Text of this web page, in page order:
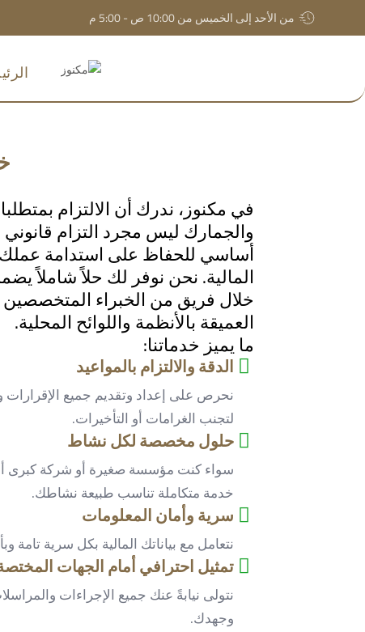
من الأحد إلى الخميس من 10:00 ص - 5:00 م
في مكنوز، ندرك أن الالتزام
والجمارك ليس مجرد التزام
أساسي للحفاظ على استدامة
المالية. نحن نوفر لك حلاً شاملاً
خلال فريق من الخبراء المتخصصين
العميقة بالأنظمة واللوائح المحلية.
ما يميز خدماتنا:
الدقة والالتزام بالمواعيد
نحرص على إعداد وتقديم جميع الإقرارات
لتجنب الغرامات أو التأخيرات.
حلول مخصصة لكل نشاط
سواء كنت مؤسسة صغيرة أو شركة كبرى
خدمة متكاملة تناسب طبيعة نشاطك.
سرية وأمان المعلومات
نتعامل مع بياناتك المالية بكل سرية تامة
تمثيل احترافي أمام الجهات
نتولى نيابةً عنك جميع الإجراءات
وجهدك.